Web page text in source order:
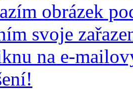
obrázek
svoje
na e-